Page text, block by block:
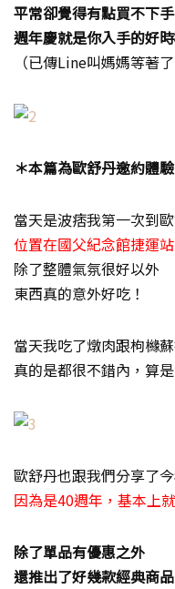
平常卻覺得有點買不下
週年慶就是你入手的好時
（已傳Line叫媽媽等著了
＊本篇為歐舒丹邀約體驗
當天是波痞我第一次到
位置在國父紀念館捷運
除了整體氣氛很好以外
東西真的意外好吃！
當天我吃了燉肉跟枸櫞
真的是都很不錯內，算
歐舒丹也跟我們分享了
因為是40週年，基本上
除了單品有優惠之外
還推出了好幾款經典商